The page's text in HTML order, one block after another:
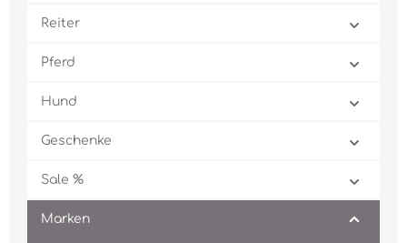
Reiter
Pferd
Hund
Geschenke
Sale %
Marken